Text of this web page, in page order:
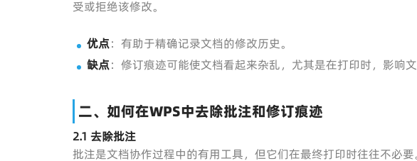
受或拒绝该修改。
优点：有助于精确记录文档的修改历史。
缺点：修订痕迹可能使文档看起来杂乱，尤其是在打印时，影响文
二、如何在WPS中去除批注和修订痕迹
2.1 去除批注
批注是文档协作过程中的有用工具，但它们在最终打印时往往不必